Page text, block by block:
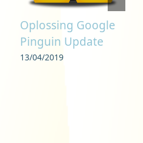
Oplossing Google
Pinguin Update
13/04/2019